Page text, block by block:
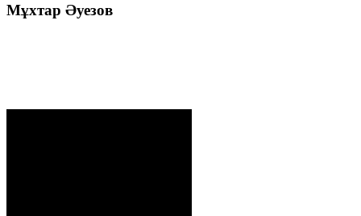
Мұхтар Әуезов